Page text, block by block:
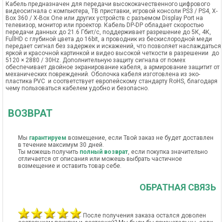
Кабель предназначен для передачи высококачественного цифрового
видеосигнала с компьютера, ТВ приставки, игровой консоли PS3 / PS4, X-
Box 360 / X-Box One или других устройств с разъемом Display Port на
телевизор, монитор или проектор. Кабель DP-DP обладает скоростью
передачи данных до 21.6 Гбит/c, поддерживает разрешение до 5К, 4К,
FullHD с глубиной цвета до 16bit, а проводник из бескислородной меди
передает сигнал без задержек и искажений, что позволяет наслаждаться
яркой и красочной картинкой и видео высокой четкости в разрешении до
5120 × 2880 / 30Hz. Дополнительную защиту сигнала от помех
обеспечивает двойное экранирование кабеля, а армирование защитит от
механических повреждений. Оболочка кабеля изготовлена из эко-
пластика PVC и соответствует европейскому стандарту RoHS, благодаря
чему пользоваться кабелем удобно и безопасно.
ВОЗВРАТ
Мы гарантируем возмещение, если Твой заказ не будет доставлен
в течение максимум 30 дней.
Ты можешь получить полный возврат, если покупка значительно
отличается от описания или можешь выбрать частичное
возмещение и оставить товар себе.
ОБРАТНАЯ СВЯЗЬ
После получения заказа остался доволен